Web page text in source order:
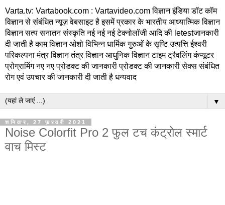
Varta.tv: Vartabook.com : Vartavideo.com विज्ञान इंडिया डॉट कॉम
विज्ञान से संबंधित न्यूज़ वेबसाइट है इसमें प्रकार के भारतीय आध्यात्मिक विज्ञान
विज्ञान सत्य सनातन संस्कृति नई नई नई टेक्नोलॉजी आदि की letestजानकारी
दी जाती है काम विज्ञान ओशो विभिन्न धार्मिक गुरुओं के सृष्टि उत्पत्ति ईश्वरी
परिकल्पना मंत्र विज्ञान तंत्र विज्ञान आधुनिक विज्ञान टाइम ट्रैवलिंग कंप्यूटर
प्रोग्रामिंग नए नए प्रोडक्ट की जानकारी प्रोडक्ट की जानकारी सेक्स संबंधित
रोग एवं उपचार की जानकारी दी जाती है धन्यवाद
▼
शनिवार, 27 फ़रवरी 2021
Noise Colorfit Pro 2 फुल टच कंट्रोल स्मार्ट
वाच मिस्ट